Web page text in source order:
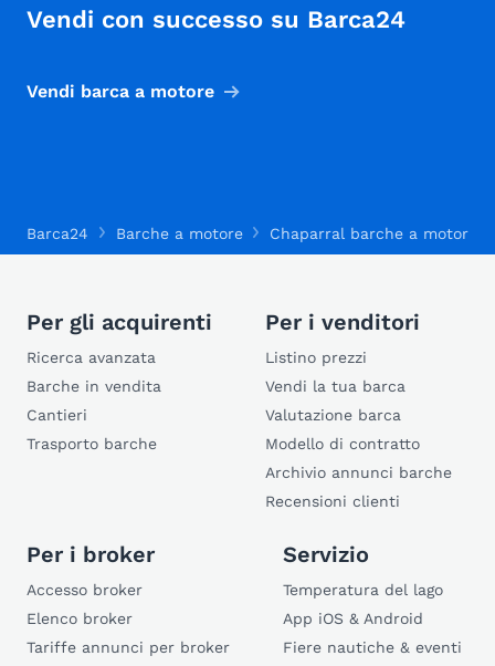
Vendi con successo su Barca24
Vendi barca a motore
Barca24 Barche a motore Chaparral barche a motore
Per gli acquirenti
Ricerca avanzata
Barche in vendita
Cantieri
Trasporto barche
Per i venditori
Listino prezzi
Vendi la tua barca
Valutazione barca
Modello di contratto
Archivio annunci barche
Recensioni clienti
Per i broker
Accesso broker
Elenco broker
Tariffe annunci per broker
Servizio
Temperatura del lago
App iOS & Android
Fiere nautiche & eventi